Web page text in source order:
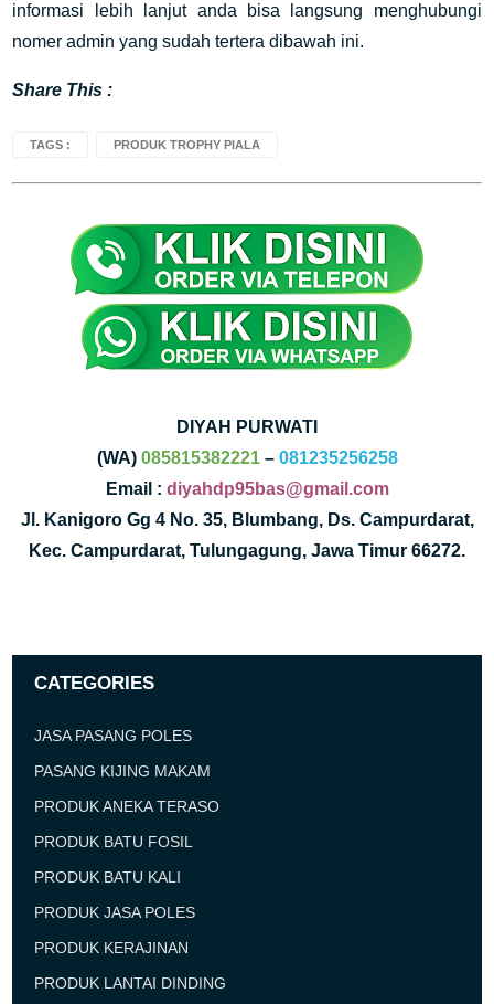
informasi lebih lanjut anda bisa langsung menghubungi
nomer admin yang sudah tertera dibawah ini.
Share This :
TAGS : PRODUK TROPHY PIALA
DIYAH PURWATI
(WA) 085815382221– 081235256258
Email : diyahdp95bas@gmail.com
Jl. Kanigoro Gg 4 No. 35, Blumbang, Ds. Campurdarat,
Kec. Campurdarat, Tulungagung, Jawa Timur 66272.
CATEGORIES
JASA PASANG POLES
PASANG KIJING MAKAM
PRODUK ANEKA TERASO
PRODUK BATU FOSIL
PRODUK BATU KALI
PRODUK JASA POLES
PRODUK KERAJINAN
PRODUK LANTAI DINDING